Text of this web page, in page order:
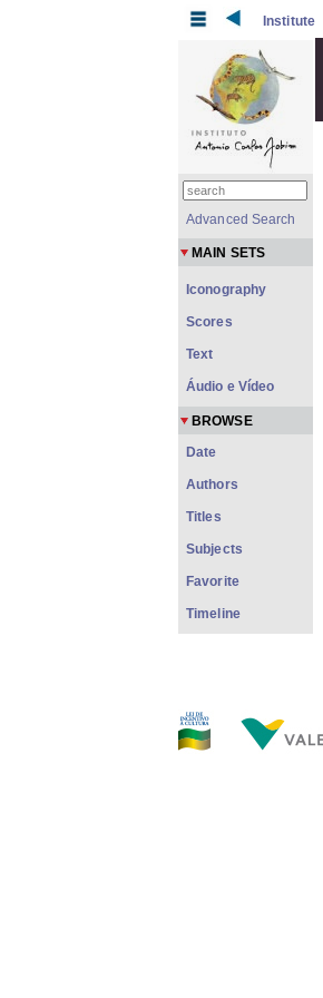
Institute
Advanced Search
MAIN SETS
Iconography
Scores
Text
Áudio e Vídeo
BROWSE
Date
Authors
Titles
Subjects
Favorite
Timeline